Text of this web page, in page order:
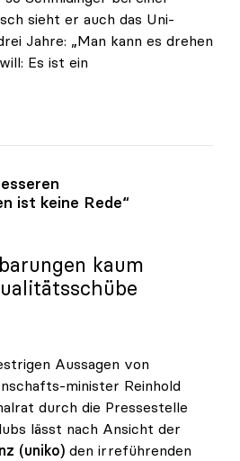
sieht er auch das Uni-
Jahre: „Man kann es drehen
Es ist ein
„Keine Erfolgsgeschichte\"
ist keine Rede“
kaum
Aussagen von
minister Reinhold
durch die Pressestelle
lässt nach Ansicht der
(uniko) den irreführenden